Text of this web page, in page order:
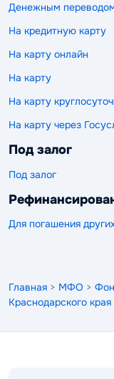
Денежным
На кредитную карту
На карту онлайн
На карту
На карту
На карту через
Под залог
Под залог
Для погашения
Главная > МФО >
Краснодарского края